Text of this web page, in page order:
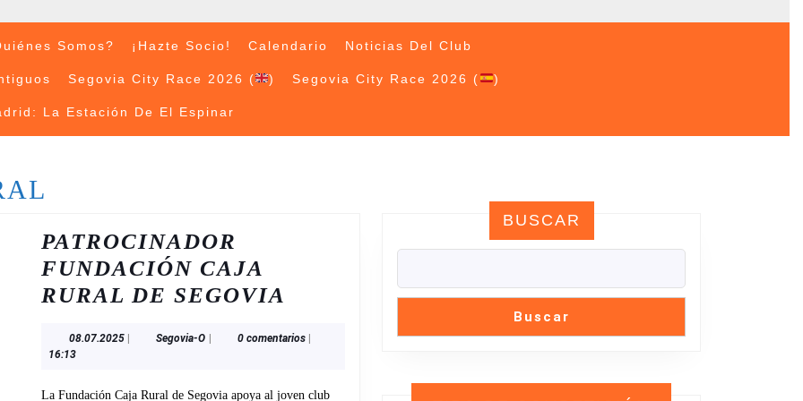
Somos? ¡Hazte Socio! Calendario Noticias Del Club
Segovia City Race 2026 ( ) Segovia City Race 2026 ( )
La Estación De El Espinar
PATROCINADOR
FUNDACIÓN CAJA
RURAL DE SEGOVIA
PATROCINADOR
CAJA
08.07.202508.07.2025Segovia-OSegovia-0 comentarios
16:13
La Fundación Caja Rural de Segovia apoya al joven club
BUSCAR
Buscar